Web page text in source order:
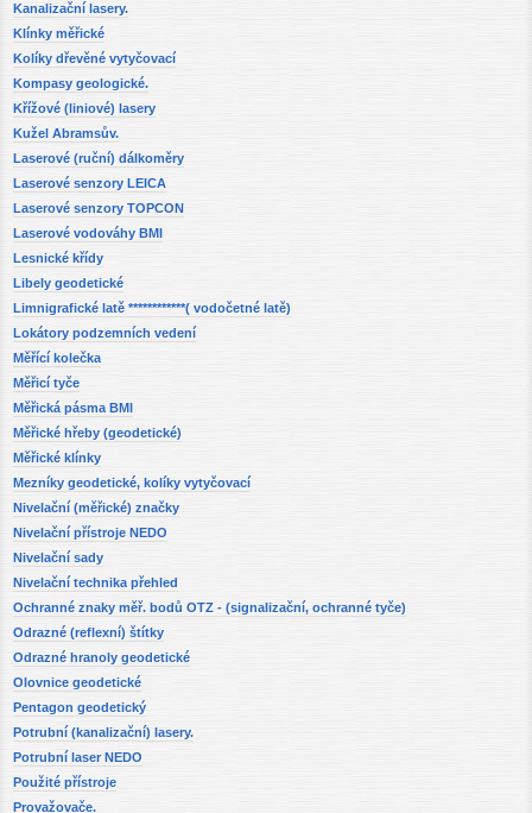
Kanalizační lasery.
Klínky měřické
Kolíky dřevěné vytyčovací
Kompasy geologické.
Křížové (liniové) lasery
Kužel Abramsův.
Laserové (ruční) dálkoměry
Laserové senzory LEICA
Laserové senzory TOPCON
Laserové vodováhy BMI
Lesnické křídy
Libely geodetické
Limnigrafické latě ************( vodočetné latě)
Lokátory podzemních vedení
Měřící kolečka
Měřicí tyče
Měřická pásma BMI
Měřické hřeby (geodetické)
Měřické klínky
Mezníky geodetické, kolíky vytyčovací
Nivelační (měřické) značky
Nivelační přístroje NEDO
Nivelační sady
Nivelační technika přehled
Ochranné znaky měř. bodů OTZ - (signalizační, ochranné tyče)
Odrazné (reflexní) štítky
Odrazné hranoly geodetické
Olovnice geodetické
Pentagon geodetický
Potrubní (kanalizační) lasery.
Potrubní laser NEDO
Použité přístroje
Provažovače.